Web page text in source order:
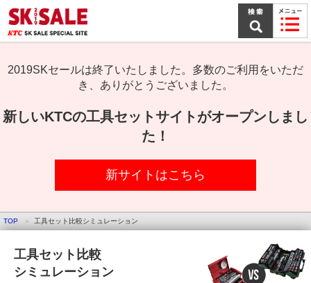
文
ま
で
キ2019SKセールは終了いたしました。多数のご利用をいただ
き、ありがとうございました。
新しいKTCの工具セットサイトがオープンしまし
た！
新サイトはこちら
TOP 工具セット比較シミュレーション
工具セット比較
シミュレーション